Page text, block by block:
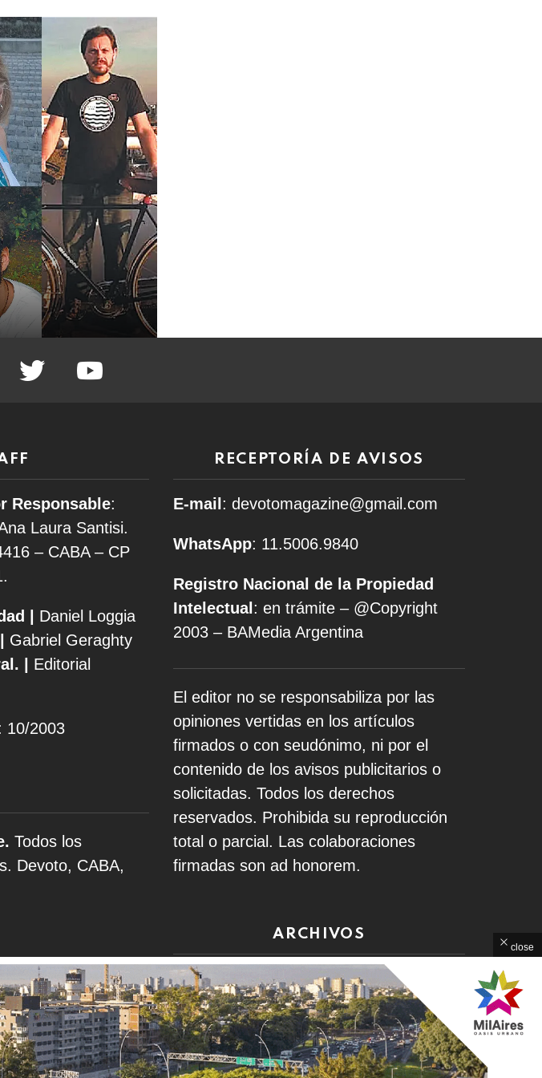
twitter
Responsable:
Laura Santisi.
– CABA – CP
|
Daniel Loggia
Gabriel Geraghty
|
Editorial
10/2003
Todos los
Devoto, CABA,
RECEPTORÍA DE AVISOS
E-mail : devotomagazine@gmail.com
WhatsApp: 11.5006.9840
Registro Nacional de la Propiedad
Intelectual : en trámite – @Copyright
2003 – BAMedia Argentina
El editor no se responsabiliza por las
opiniones vertidas en los artículos
firmados o con seudónimo, ni por el
contenido de los avisos publicitarios o
solicitadas. Todos los derechos
reservados. Prohibida su reproducción
total o parcial. Las colaboraciones
firmadas son ad honorem.
ARCHIVOS
Archivos
Home Contacto Política de Privacidad
close